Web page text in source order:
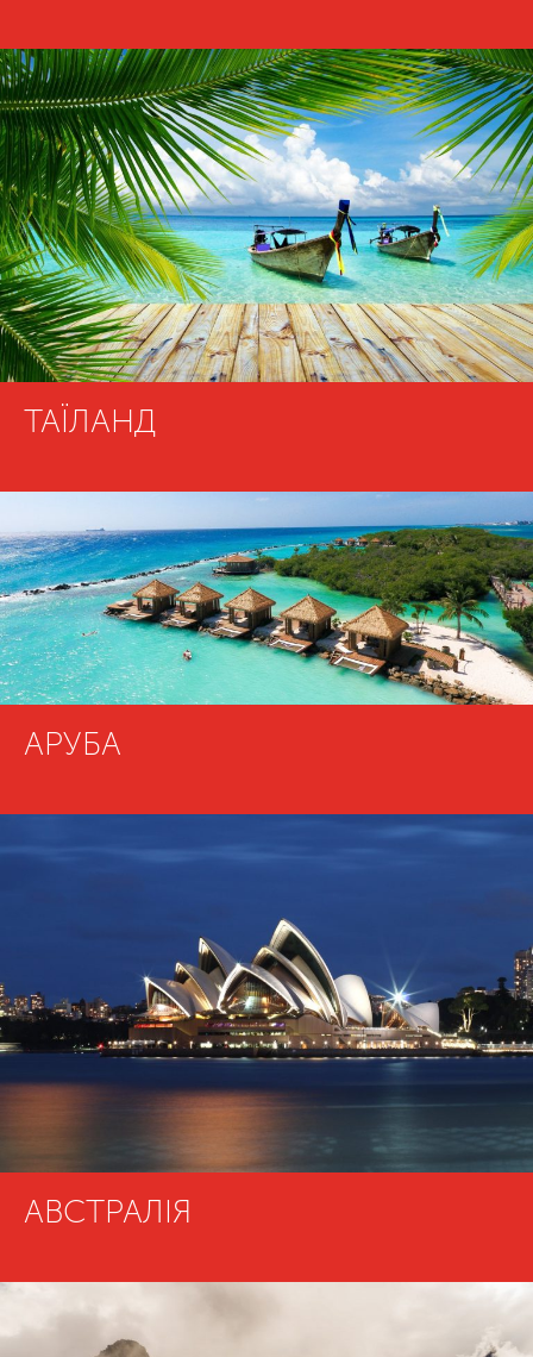
ТАЇЛАНД
АРУБА
АВСТРАЛІЯ